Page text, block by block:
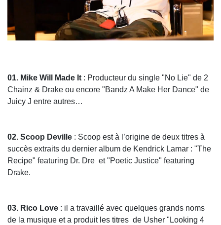
01. Mike Will Made It: Producteur du single "No Lie" de 2
Chainz & Drake ou encore "Bandz A Make Her Dance" de
Juicy J entre autres…
02. Scoop Deville : Scoop est à l’origine de deux titres à
succès extraits du dernier album de Kendrick Lamar : "The
Recipe" featuring Dr. Dre et "Poetic Justice" featuring
Drake.
03. Rico Love : il a travaillé avec quelques grands noms
de la musique et a produit les titres de Usher "Looking 4